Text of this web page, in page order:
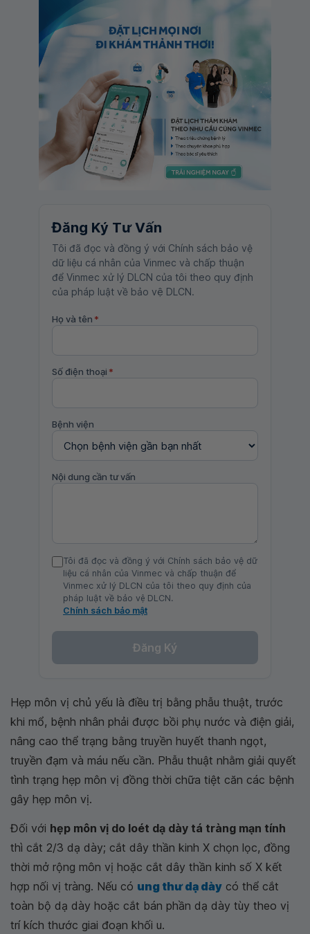
Đăng Ký Tư Vấn
Tôi đã đọc và đồng ý với Chính sách bảo vệ
dữ liệu cá nhân của Vinmec và chấp thuận
để Vinmec xử lý DLCN của tôi theo quy định
của pháp luật về bảo vệ DLCN.
Họ và tên *
Số điện thoại *
Bệnh viện
Nội dung cần tư vấn
Tôi đã đọc và đồng ý với Chính sách bảo vệ dữ
liệu cá nhân của Vinmec và chấp thuận để
Vinmec xử lý DLCN của tôi theo quy định của
pháp luật về bảo vệ DLCN.
Chính sách bảo mật
Đăng Ký
Hẹp môn vị chủ yếu là điều trị bằng phẫu thuật, trước
khi mổ, bệnh nhân phải được bồi phụ nước và điện giải,
nâng cao thể trạng bằng truyền huyết thanh ngọt,
truyền đạm và máu nếu cần. Phẫu thuật nhằm giải quyết
tình trạng hẹp môn vị đồng thời chữa tiệt căn các bệnh
gây hẹp môn vị.
Đối với hẹp môn vị do loét dạ dày tá tràng mạn tính
thì cắt 2/3 dạ dày; cắt dây thần kinh X chọn lọc, đồng
thời mở rộng môn vị hoặc cắt dây thần kinh số X kết
hợp nối vị tràng. Nếu có ung thư dạ dày có thể cắt
toàn bộ dạ dày hoặc cắt bán phần dạ dày tùy theo vị
trí kích thước giai đoạn khối u.